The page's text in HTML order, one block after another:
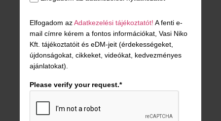
Elfogadom azAdatkezelési tájékoztatót! A fenti e-
mail címre kérem a fontos információkat, Vasi Niko
Kft. tájékoztatóit és eDM-jeit (érdekességeket,
újdonságokat, cikkeket, videókat, kedvezményes
ajánlatokat).
Please verify your request.*